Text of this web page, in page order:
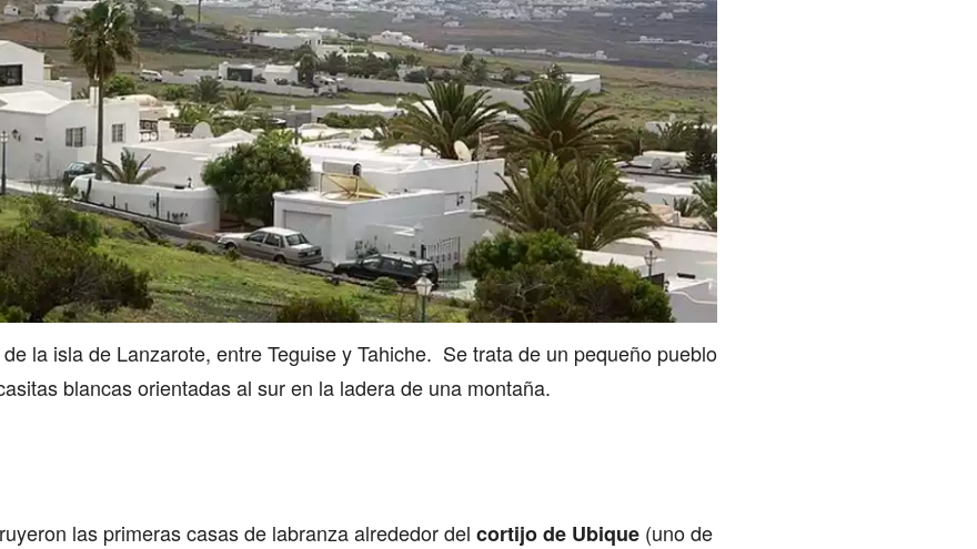
la isla de Lanzarote, entre Teguise y Tahiche. Se trata de un pequeño pueblo
blancas orientadas al sur en la ladera de una montaña.
las primeras casas de labranza alrededor del cortijo de Ubique (uno de